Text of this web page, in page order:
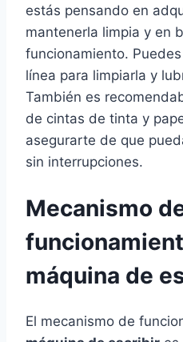
estás pensando en
mantenerla limpia y en
funcionamiento.
línea para limpiarla y
También es
de cintas de tinta y
asegurarte de que
sin interrupciones.
Mecanismo
máquina de
El mecanismo de